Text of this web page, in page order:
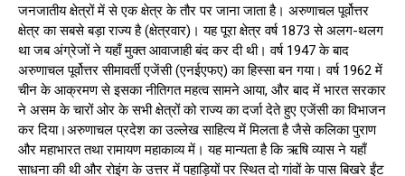
जनजातीय क्षेत्रों में से एक क्षेत्र के तौर पर जाना जाता है। अरुणाचल पूर्वोत्तर
क्षेत्र का सबसे बड़ा राज्य है (क्षेत्रवार)। यह पूरा क्षेत्र वर्ष 1873 से अलग-थलग
था जब अंग्रेजों ने यहाँ मुक्त आवाजाही बंद कर दी थी। वर्ष 1947 के बाद
अरुणाचल पूर्वोत्तर सीमावर्ती एजेंसी (एनईएफए) का हिस्सा बन गया। वर्ष 1962 में
चीन के आक्रमण से इसका नीतिगत महत्व सामने आया, और बाद में भारत सरकार
ने असम के चारों ओर के सभी क्षेत्रों को राज्य का दर्जा देते हुए एजेंसी का विभाजन
कर दिया।अरुणाचल प्रदेश का उल्लेख साहित्य में मिलता है जैसे कलिका पुराण
और महाभारत तथा रामायण महाकाव्य में। यह मान्यता है कि ऋषि व्यास ने यहाँ
साधना की थी और रोइंग के उत्तर में पहाड़ियों पर स्थित दो गांवों के पास बिखरे ईंट